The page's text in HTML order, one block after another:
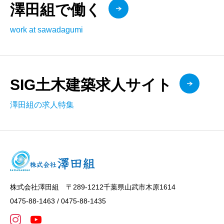
澤田組で働く
work at sawadagumi
SIG土木建築求人サイト
澤田組の求人特集
株式会社澤田組 〒289-1212千葉県山武市木原1614
0475-88-1463 / 0475-88-1435